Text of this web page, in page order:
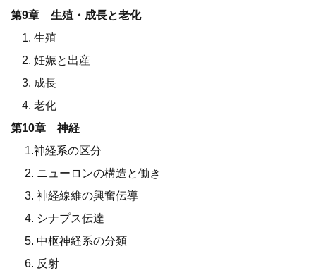
第9章 生殖・成長と老化
1. 生殖
2. 妊娠と出産
3. 成長
4. 老化
第10章 神経
1.神経系の区分
2. ニューロンの構造と働き
3. 神経線維の興奮伝導
4. シナプス伝達
5. 中枢神経系の分類
6. 反射